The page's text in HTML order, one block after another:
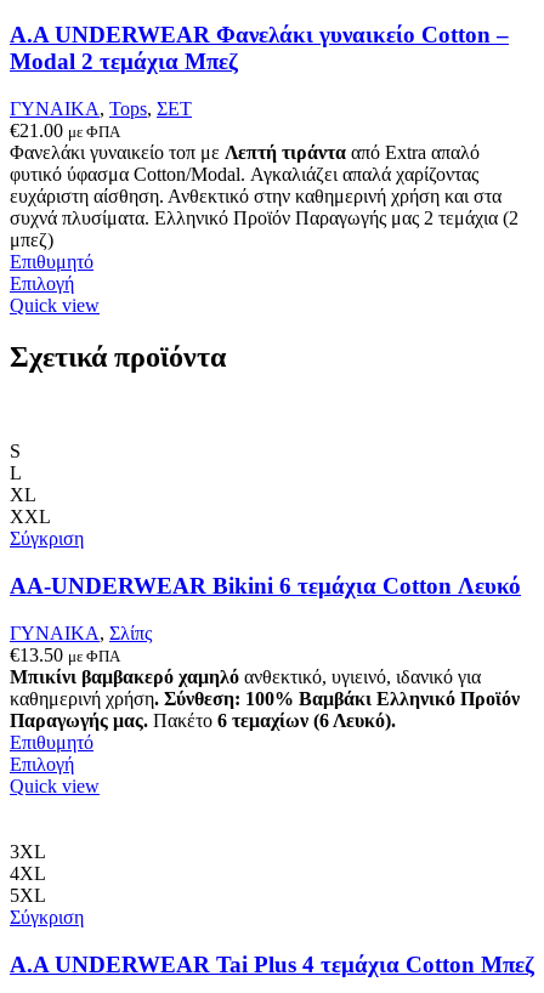
στη
σελίδα
του
Α.A UNDERWEAR Φανελάκι γυναικείο Cotton –
Modal 2 τεμάχια Μπεζ
ΓΥΝΑΙΚΑ, Tops, ΣΕΤ
€21.00 με ΦΠΑ
Φανελάκι γυναικείο τοπ με Λεπτή τιράντα από Extra απαλό
φυτικό ύφασμα Cotton/Modal. Αγκαλιάζει απαλά χαρίζοντας
ευχάριστη αίσθηση. Ανθεκτικό στην καθημερινή χρήση και στα
συχνά πλυσίματα. Ελληνικό Προϊόν Παραγωγής μας 2 τεμάχια (2
μπεζ)
Επιθυμητό
ΕπιλογήΑυτό
το
έχει
πολλαπλές
σελίδα
προϊόντος
Quick view
Σχετικά προϊόντα
S
L
XL
XXL
Σύγκριση
AA-UNDERWEAR Bikini 6 τεμάχια Cotton Λευκό
ΓΥΝΑΙΚΑ, Σλίπς
€13.50 με ΦΠΑ
Μπικίνι βαμβακερό χαμηλό ανθεκτικό, υγιεινό, ιδανικό για
καθημερινή χρήση. Σύνθεση: 100% Βαμβάκι Ελληνικό Προϊόν
Παραγωγής μας. Πακέτο 6 τεμαχίων (6 Λευκό).
Επιθυμητό
ΕπιλογήΑυτό
το
επιλογές
να
επιλεγούν
Quick view
3XL
4XL
5XL
Σύγκριση
Α.A UNDERWEAR Tai Plus 4 τεμάχια Cotton Μπεζ